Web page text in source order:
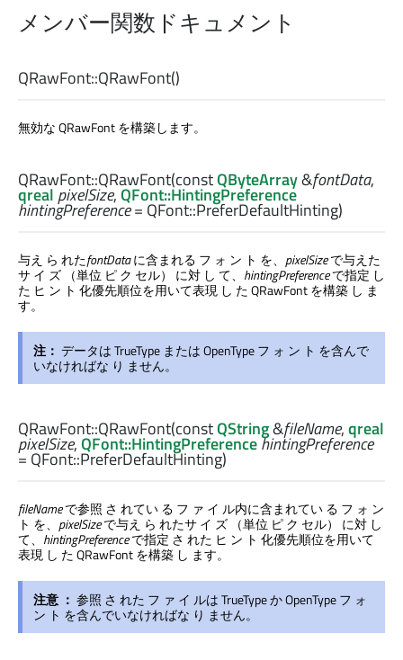
メンバー関数ドキュメント
QRawFont::QRawFont()
無効な QRawFont を構築します。
QRawFont::QRawFont(constQByteArray&fontData,
qreal pixelSize,QFont::HintingPreference
hintingPreference= QFont::PreferDefaultHinting)
与え ら れたfontDataに含まれる フ ォ ン ト を、 pixelSizeで与えた
サ イ ズ （単位 ピ ク セル） に対 し て、 hintingPreferenceで指定 し
た ヒ ン ト 化優先順位を用いて表現 し た QRawFont を構築 し ま
す。
注： データは TrueType または OpenType フ ォ ン ト を含んで
いなければな り ません。
QRawFont::QRawFont(constQString&fileName,qreal
pixelSize,QFont::HintingPreferencehintingPreference
= QFont::PreferDefaultHinting)
fileNameで参照 さ れてい る フ ァ イ ル内に含まれてい る フ ォ ン
ト を、 pixelSizeで与え ら れたサ イ ズ （単位 ピ ク セル） に対 し
て、 hintingPreferenceで指定 さ れた ヒ ン ト 化優先順位を用いて
表現 し た QRawFont を構築 し ます。
注意 ： 参照 さ れた フ ァ イ ルは TrueType か OpenType フ ォ
ン ト を含んでいなければな り ません。